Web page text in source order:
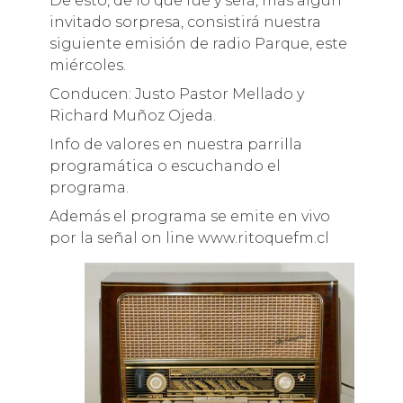
invitado sorpresa, consistirá nuestra
siguiente emisión de radio Parque, este
miércoles.
Conducen: Justo Pastor Mellado y
Richard Muñoz Ojeda.
Info de valores en nuestra parrilla
programática o escuchando el
programa.
Además el programa se emite en vivo
por la señal on line www.ritoquefm.cl